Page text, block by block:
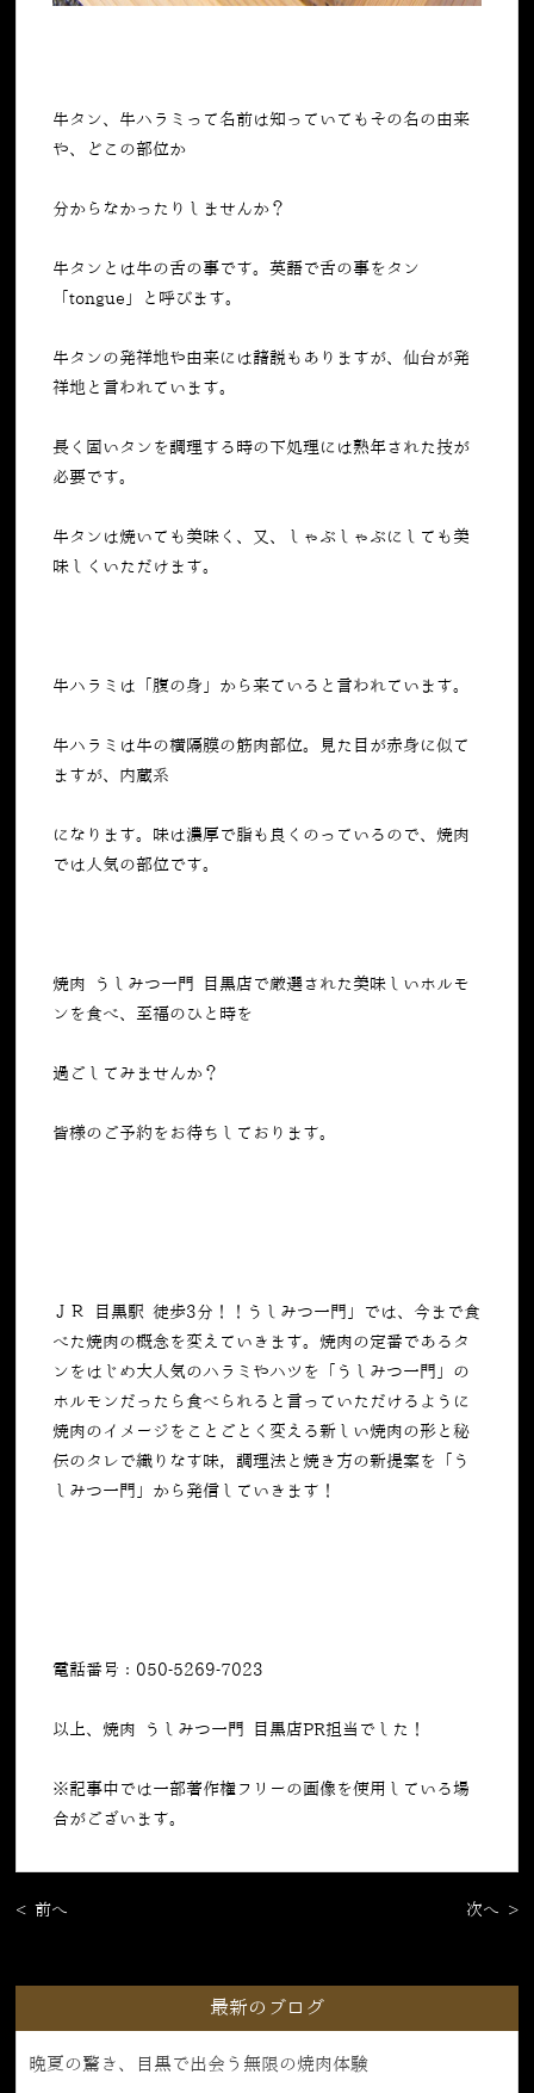
牛タン、牛ハラミって名前は知っていてもその名の由来
や、どこの部位か
分からなかったりしませんか？
牛タンとは牛の舌の事です。英語で舌の事をタン
「tongue」と呼びます。
牛タンの発祥地や由来には諸説もありますが、仙台が発
祥地と言われています。
長く固いタンを調理する時の下処理には熟年された技が
必要です。
牛タンは焼いても美味く、又、しゃぶしゃぶにしても美
味しくいただけます。
牛ハラミは「腹の身」から来ていると言われています。
牛ハラミは牛の横隔膜の筋肉部位。見た目が赤身に似て
ますが、内蔵系
になります。味は濃厚で脂も良くのっているので、焼肉
では人気の部位です。
焼肉 うしみつ一門 目黒店で厳選された美味しいホルモ
ンを食べ、至福のひと時を
過ごしてみませんか？
皆様のご予約をお待ちしております。
ＪＲ 目黒駅 徒歩3分！！うしみつ一門」では、今まで食
べた焼肉の概念を変えていきます。焼肉の定番であるタ
ンをはじめ大人気のハラミやハツを「うしみつ一門」の
ホルモンだったら食べられると言っていただけるように
焼肉のイメージをことごとく変える新しい焼肉の形と秘
伝のタレで織りなす味，調理法と焼き方の新提案を「う
しみつ一門」から発信していきます！
電話番号：050-5269-7023
以上、焼肉 うしみつ一門 目黒店PR担当でした！
※記事中では一部著作権フリーの画像を使用している場
合がございます。
< 前へ 次へ >
最新のブログ
晩夏の驚き、目黒で出会う無限の焼肉体験